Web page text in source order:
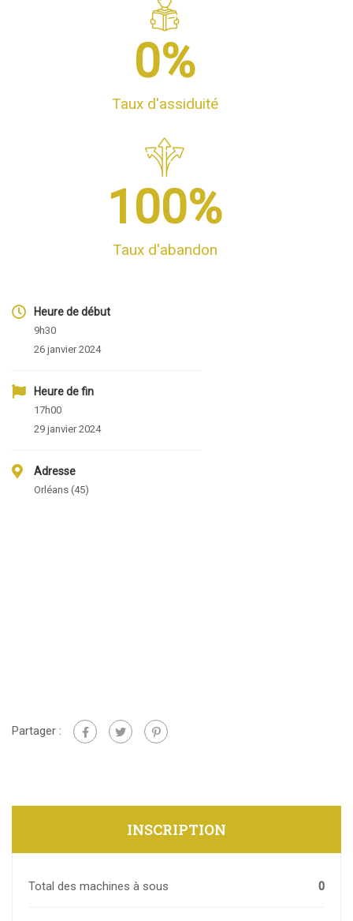
0%
Taux d'assiduité
100%
Taux d'abandon
Heure de début
9h30
26 janvier 2024
Heure de fin
17h00
29 janvier 2024
Adresse
Orléans (45)
Partager :
INSCRIPTION
Total des machines à sous 0